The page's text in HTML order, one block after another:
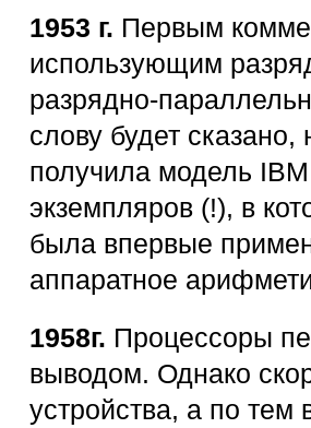
1953 г. Первым
использующим
разрядно-
слову будет
получила модель
экземпляров (!), в
была впервые
аппаратное
1958г. Процессоры
выводом. Однако
устройства, а по